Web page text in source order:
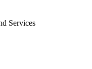
Services